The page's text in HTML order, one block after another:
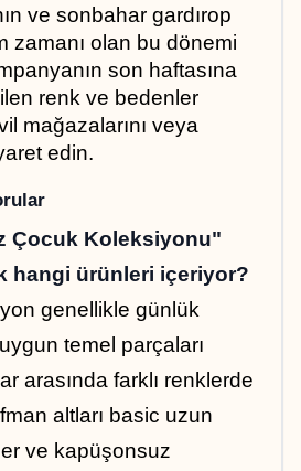
ve sonbahar gardırop
zamanı olan bu dönemi
son haftasına
renk ve bedenler
mağazalarını veya
edin.
Çocuk Koleksiyonu"
hangi ürünleri içeriyor?
genellikle günlük
temel parçaları
arasında farklı renklerde
altları basic uzun
ve kapüşonsuz